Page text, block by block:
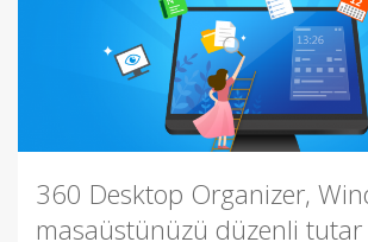
360 Desktop Organizer,
masaüstünüzü düzenli tutar